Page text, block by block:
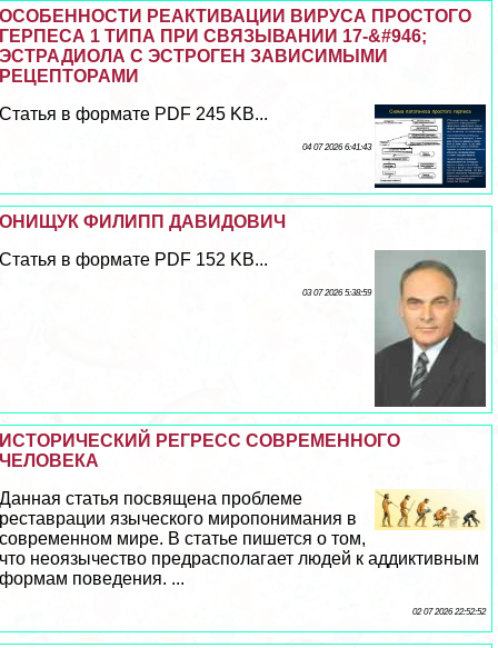
ОСОБЕННОСТИ РЕАКТИВАЦИИ ВИРУСА ПРОСТОГО
ГЕРПЕСА 1 ТИПА ПРИ СВЯЗЫВАНИИ 17-&#946;
ЭСТРАДИОЛА С ЭСТРОГЕН ЗАВИСИМЫМИ
РЕЦЕПТОРАМИ
Статья в формате PDF 245 KB...
04 07 2026 6:41:43
ОНИЩУК ФИЛИПП ДАВИДОВИЧ
Статья в формате PDF 152 KB...
03 07 2026 5:38:59
ИСТОРИЧЕСКИЙ РЕГРЕСС СОВРЕМЕННОГО
ЧЕЛОВЕКА
Данная статья посвящена проблеме
реставрации языческого миропонимания в
современном мире. В статье пишется о том,
что неоязычество предрасполагает людей к аддиктивным
формам поведения. ...
02 07 2026 22:52:52